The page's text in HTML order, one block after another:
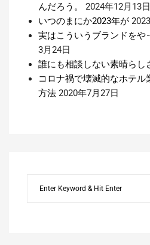
んだろう。
2024年12月13日
いつのまにか2023年が
実はこういうブランドをや
3月24日
誰にも相談しない素晴らし
コロナ禍で壊滅的なホテル
方法 2020年7月27日